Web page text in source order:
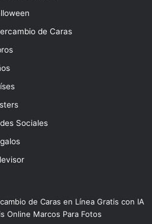
de Caras
Sociales
de Caras en Línea Gratis con IA
Online Marcos Para Fotos